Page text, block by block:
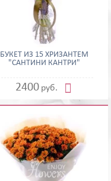
БУКЕТ ИЗ 15 ХРИЗАНТЕМ
"САНТИНИ КАНТРИ"
2400 руб. 